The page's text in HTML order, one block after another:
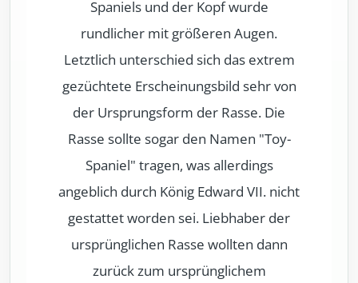
Spaniels und der Kopf wurde
rundlicher mit größeren Augen.
Letztlich unterschied sich das extrem
gezüchtete Erscheinungsbild sehr von
der Ursprungsform der Rasse. Die
Rasse sollte sogar den Namen "Toy-
Spaniel" tragen, was allerdings
angeblich durch König Edward VII. nicht
gestattet worden sei. Liebhaber der
ursprünglichen Rasse wollten dann
zurück zum ursprünglichem